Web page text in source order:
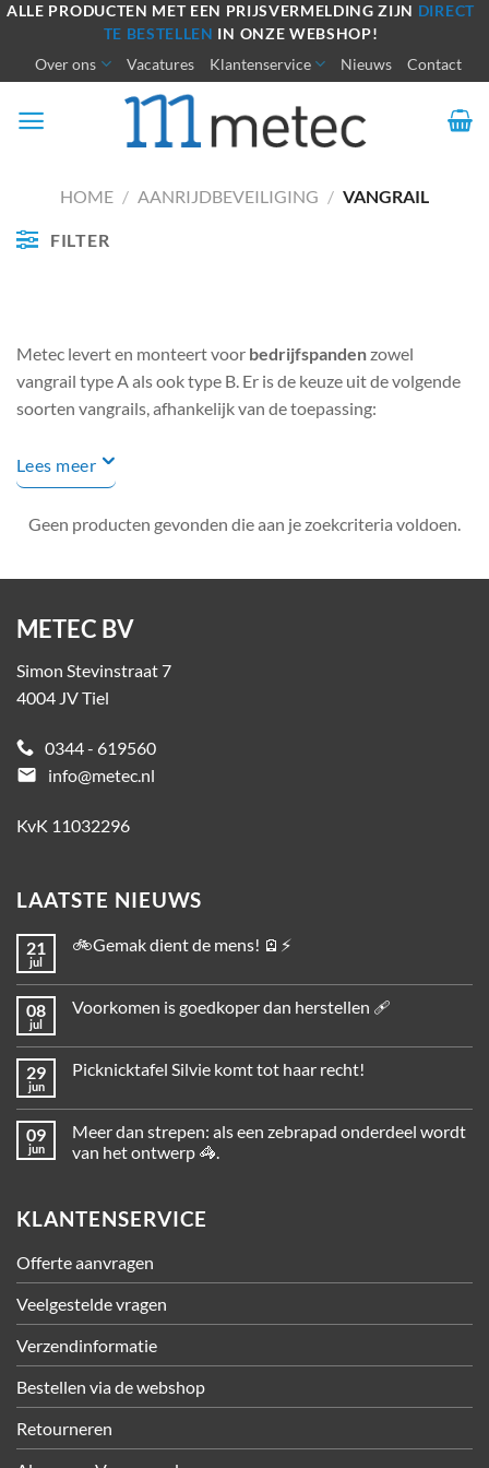
Ga
inhoud
ALLE PRODUCTEN MET EEN PRIJSVERMELDING ZIJN DIRECT
TE BESTELLEN IN ONZE WEBSHOP!
Over ons Vacatures Klantenservice Nieuws Contact
HOME / AANRIJDBEVEILIGING / VANGRAIL
FILTER
Metec levert en monteert voor bedrijfspandenzowel
vangrail type A als ook type B. Er is de keuze uit de volgende
soorten vangrails, afhankelijk van de toepassing:
Lees meer
Geen producten gevonden die aan je zoekcriteria voldoen.
METEC BV
Simon Stevinstraat 7
4004 JV Tiel
0344 - 619560
email
info@metec.nl
KvK 11032296
LAATSTE NIEUWS
21
jul
🚲Gemak dient de mens! 🪫⚡
08
jul
Voorkomen is goedkoper dan herstellen 🩹
29
jun
Picknicktafel Silvie komt tot haar recht!
09
jun
Meer dan strepen: als een zebrapad onderdeel wordt
van het ontwerp 🦓.
KLANTENSERVICE
Offerte aanvragen
Veelgestelde vragen
Verzendinformatie
Bestellen via de webshop
Retourneren